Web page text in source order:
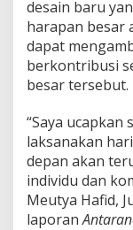
desain baru
harapan besar
dapat
berkontribusi
besar tersebut.
​“Saya ucapkan
laksanakan
depan akan
individu dan
Meutya Hafid,
laporan